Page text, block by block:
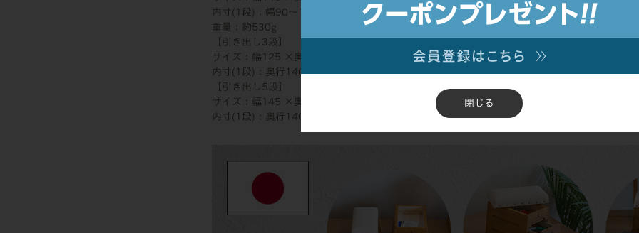
閉じる
内寸(1段)：幅90〜110mm ×奥行140 ×高さ34mm
重量：約530g
【引き出し3段】
サイズ：幅125 ×奥行160 ×高さ150mm
内寸(1段)：奥行140 ×高さ25mm
【引き出し5段】
サイズ：幅145 ×奥行160 ×高さ230mm
内寸(1段)：奥行140 ×高さ25mm